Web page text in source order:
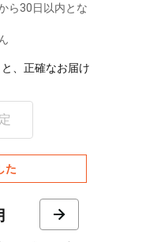
ら30日以内とな
、正確なお届け
た